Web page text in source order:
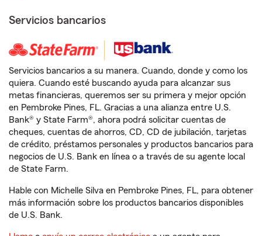
Servicios bancarios
Servicios bancarios a su manera. Cuando, donde y como los
quiera. Cuando esté buscando ayuda para alcanzar sus
metas financieras, queremos ser su primera y mejor opción
en Pembroke Pines, FL. Gracias a una alianza entre U.S.
Bank® y State Farm®, ahora podrá solicitar cuentas de
cheques, cuentas de ahorros, CD, CD de jubilación, tarjetas
de crédito, préstamos personales y productos bancarios para
negocios de U.S. Bank en línea o a través de su agente local
de State Farm.
Hable con Michelle Silva en Pembroke Pines, FL, para obtener
más información sobre los productos bancarios disponibles
de U.S. Bank.